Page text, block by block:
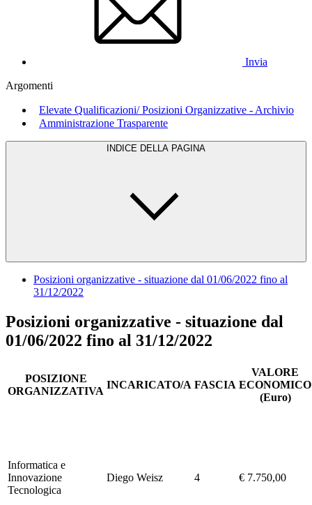
Invia
Argomenti
Elevate Qualificazioni/ Posizioni Organizzative - Archivio
Amministrazione Trasparente
INDICE DELLA PAGINA
Posizioni organizzative - situazione dal 01/06/2022 fino al
31/12/2022
Posizioni organizzative - situazione dal
01/06/2022 fino al 31/12/2022
POSIZIONE
ORGANIZZATIVA
INCARICATO/A FASCIA
VALORE
ECONOMICO
(Euro)
Informatica e
Innovazione
Tecnologica
Diego Weisz 4 € 7.750,00